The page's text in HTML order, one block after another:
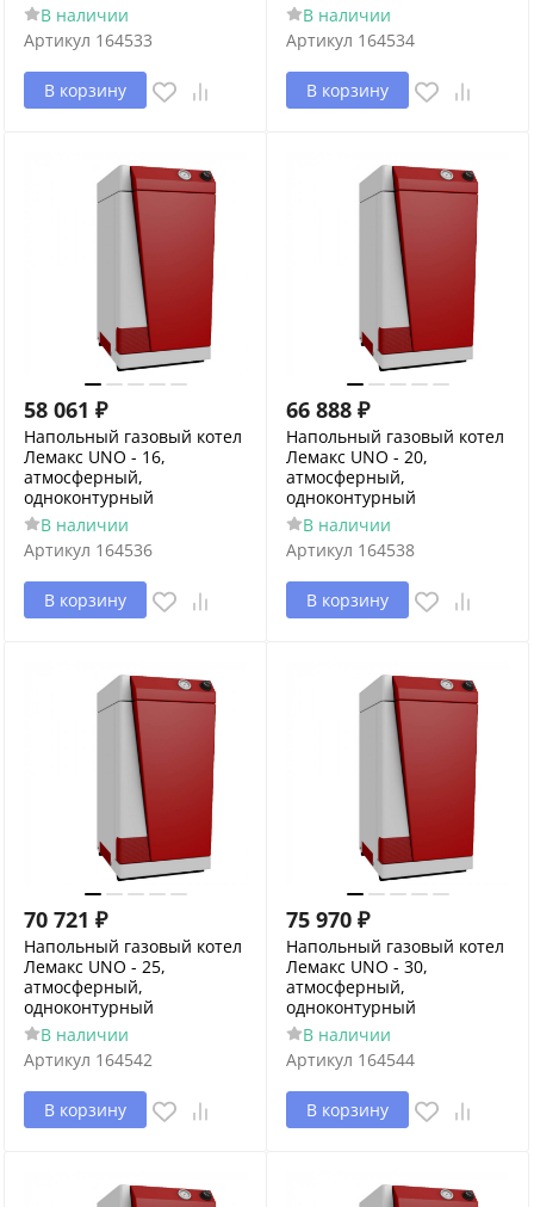
В наличии
Артикул 164533
В корзину
В наличии
Артикул 164534
В корзину
58 061 ₽
Напольный газовый котел
Лемакс UNO - 16,
атмосферный,
одноконтурный
В наличии
Артикул 164536
В корзину
66 888 ₽
Напольный газовый котел
Лемакс UNO - 20,
атмосферный,
одноконтурный
В наличии
Артикул 164538
В корзину
70 721 ₽
Напольный газовый котел
Лемакс UNO - 25,
атмосферный,
одноконтурный
В наличии
Артикул 164542
В корзину
75 970 ₽
Напольный газовый котел
Лемакс UNO - 30,
атмосферный,
одноконтурный
В наличии
Артикул 164544
В корзину